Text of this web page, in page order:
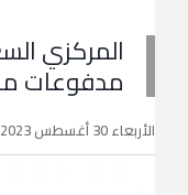
المركزي
مدفوعات
الأربعاء 30 أغسطس 2023 17:34:01